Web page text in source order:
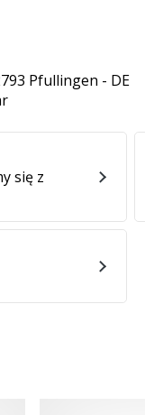
Pfullingen - DE
się z